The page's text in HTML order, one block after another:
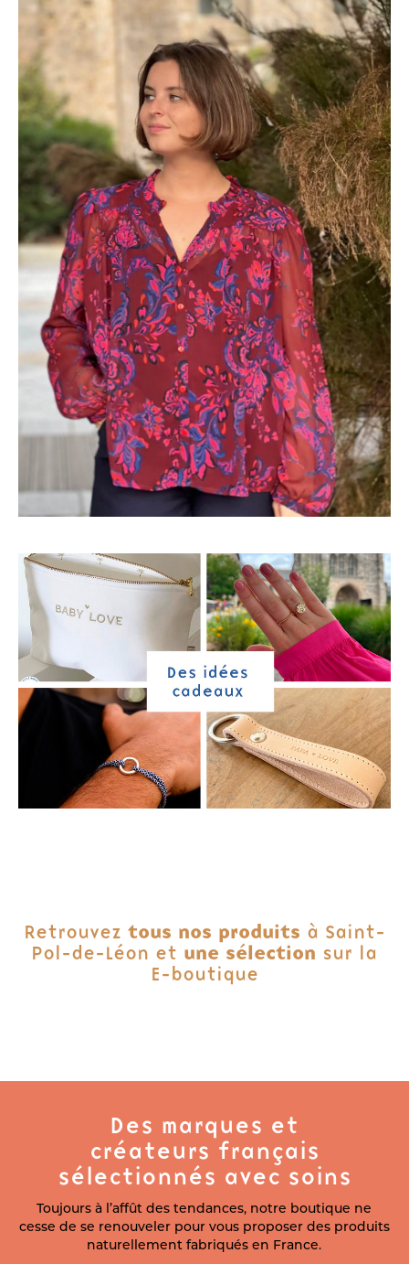
Retrouvez tous nos produits à Saint-
Pol-de-Léon et une sélection sur la
E-boutique
Des marques et
créateurs français
sélectionnés avec soins
Toujours à l’affût des tendances, notre boutique ne
cesse de se renouveler pour vous proposer des produits
naturellement fabriqués en France.